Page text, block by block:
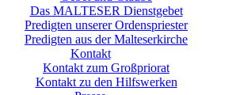
Das MALTESER Dienstgebet
Predigten unserer Ordenspriester
Predigten aus der Malteserkirche
Kontakt
Kontakt zum Großpriorat
Kontakt zu den Hilfswerken